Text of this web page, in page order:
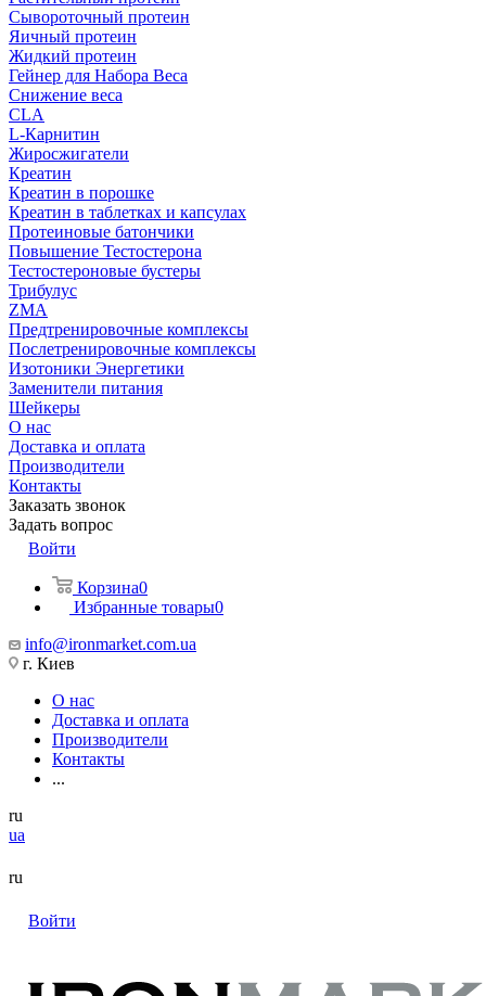
Сывороточный протеин
Яичный протеин
Жидкий протеин
Гейнер для Набора Веса
Снижение веса
CLA
L-Карнитин
Жиросжигатели
Креатин
Креатин в порошке
Креатин в таблетках и капсулах
Протеиновые батончики
Повышение Тестостерона
Тестостероновые бустеры
Трибулус
ZMA
Предтренировочные комплексы
Послетренировочные комплексы
Изотоники Энергетики
Заменители питания
Шейкеры
О нас
Доставка и оплата
Производители
Контакты
Заказать звонок
Задать вопрос
Войти
Корзина0
Избранные товары0
info@ironmarket.com.ua
г. Киев
О нас
Доставка и оплата
Производители
Контакты
...
ru
ua
ru
Войти